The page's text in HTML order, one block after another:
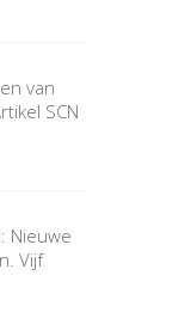
van
SCN
Nieuwe
Vijf